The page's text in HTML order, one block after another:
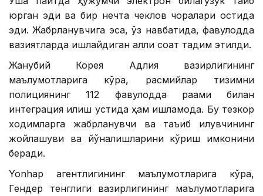
юрган эди ва бир нечта чеклов чоралари остида
эди. Жабрланувчига эса, ўз навбатида, фавқулодда
вазиятларда ишлайдиган ақлли соат тақдим этилди.
Жанубий Корея Адлия вазирлигининг
маълумотларига кўра, расмийлар тизимни
полициянинг 112 фавқулодда рақами билан
интеграция қилиш устида ҳам ишламоқда. Бу тезкор
ходимларга жабрланувчи ва таъқиб қилувчининг
жойлашуви ва йўналишларини кўриш имконини
беради.
Yonhap агентлигининг маълумотларига кўра,
Гендер тенглиги вазирлигининг маълумотларига